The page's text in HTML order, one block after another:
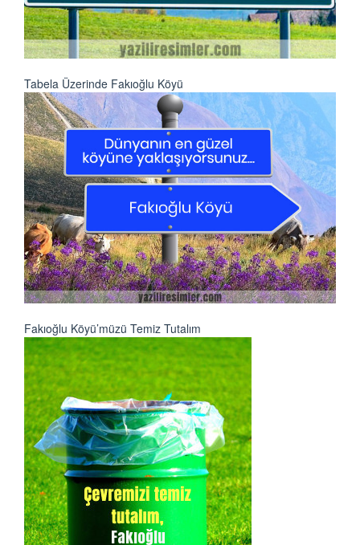
Tabela Üzerinde Fakıoğlu Köyü
Fakıoğlu Köyü’müzü Temiz Tutalım